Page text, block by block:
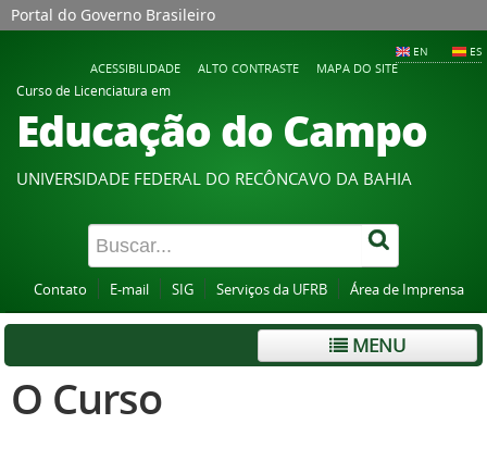
Portal do Governo Brasileiro
EN ES
ACESSIBILIDADE ALTO CONTRASTE
MAPA DO SITE
Curso de Licenciatura em
Educação do Campo
UNIVERSIDADE FEDERAL DO RECÔNCAVO DA BAHIA
Contato E-mail SIG Serviços da UFRB Área de Imprensa
MENU
O Curso